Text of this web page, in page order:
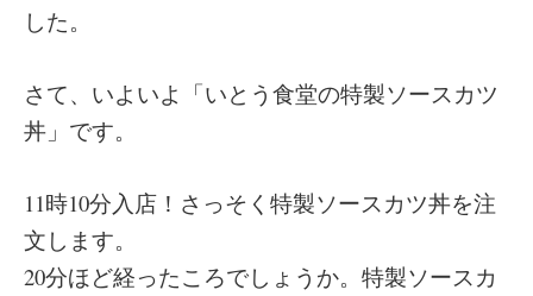
した。
さて、いよいよ「いとう食堂の特製ソースカツ
丼」です。
11時10分入店！さっそく特製ソースカツ丼を注
文します。
20分ほど経ったころでしょうか。特製ソースカ